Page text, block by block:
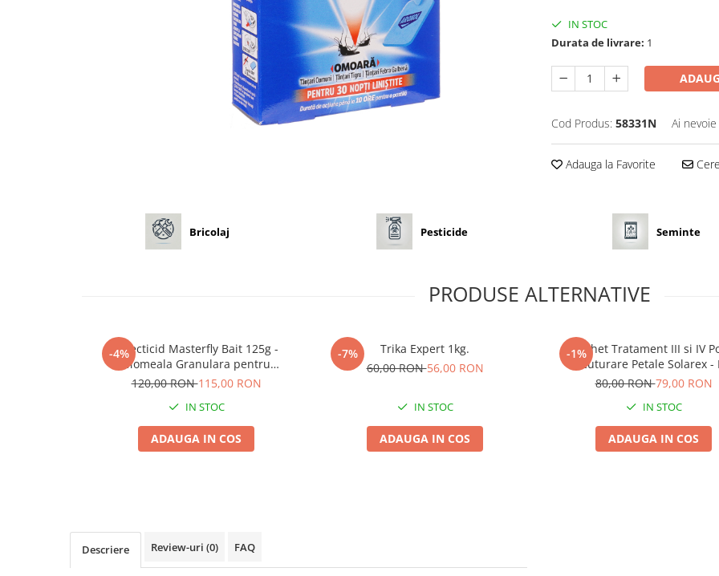
Seminte varza
IN STOC
Durata de livrare: 1
Cod Produs: 58331N Ai
Adauga la Favorite
Bricolaj Pesticide Seminte
PRODUSE ALTERNATIVE
-4%
Insecticid Masterfly Bait 125g -
Momeala Granulara pentru
Combaterea Rapida a Mustelor
120,00 RON115,00 RON
IN STOC
ADAUGA IN COS
-7%
Trika Expert 1kg.
60,00 RON56,00 RON
IN STOC
ADAUGA IN COS
-1%
Pachet Tratament III si IV
Scuturare Petale Solarex -
Profesional Complet pentru
80,00 RON79,00 RON
IN STOC
ADAUGA IN COS
Descriere Review-uri (0) FAQ